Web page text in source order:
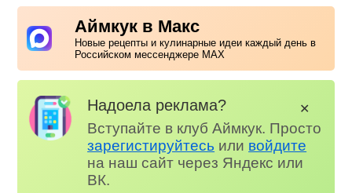
Аймкук в Макс
Новые рецепты и кулинарные идеи каждый день в
Российском мессенджере MAX
Надоела реклама?
Вступайте в клуб Аймкук. Просто
зарегистируйтесь или войдите
на наш сайт через Яндекс или
ВК.
✕